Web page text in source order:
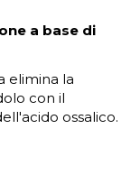
a base di
elimina la
con il
ossalico.